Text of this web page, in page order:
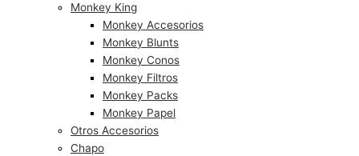
Monkey King
Monkey Accesorios
Monkey Blunts
Monkey Conos
Monkey Filtros
Monkey Packs
Monkey Papel
Otros Accesorios
Chapo